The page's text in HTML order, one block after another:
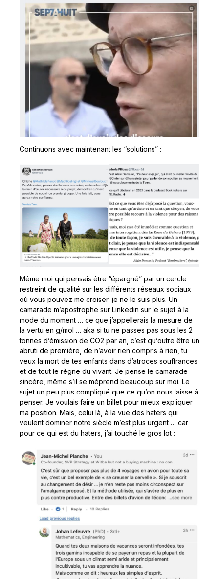
Continuons avec maintenant les “solutions” :
Même moi qui pensais être “épargné” par un cercle
restreint de qualité sur les différents réseaux sociaux
où vous pouvez me croiser, je ne le suis plus. Un
camarade m’apostrophe sur Linkedin sur le sujet à la
mode du moment … ce que j’appellerais la mesure de
la vertu en g/mol … aka si tu ne passes pas sous les 2
tonnes d’émission de CO2 par an, c’est qu’outre être un
abruti de première, de n’avoir rien compris à rien, tu
veux la mort de tes enfants dans d’atroces souffrances
et de tout le règne du vivant. Je pense le camarade
sincère, même s’il se méprend beaucoup sur moi. Le
sujet un peu plus compliqué que ce qu’on nous laisse à
penser. Je voulais faire un billet pour mieux expliquer
ma position. Mais, celui là, à la vue des haters qui
veulent dominer notre siècle m’est plus urgent … car
pour ce qui est du haters, j’ai touché le gros lot :